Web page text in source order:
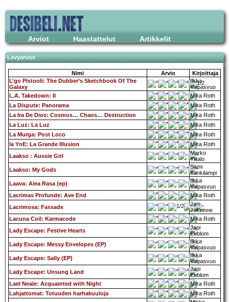
Arviot Haastattelut Artikkelit
Levyarviot
Nimi Arvio
Kirjoittaja
L’go Pistooli: The Dubber’s Sketchbook Of The
Galaxy
Ilkka
Valpasvuo
L.A. Takedown: II
Mika Roth
La Dispute: Panorama
Mika Roth
La Ira De Dios: Cosmos… Chaos… Destruction
Mika Roth
La Luz: La Luz
Mika Roth
La Murga: Post Loco
Mika Roth
la YnE: La Grande Illusion
Mika Roth
Laakso : Aussie Girl
Marko
Ylitalo
Laakso: My Gods
Sami
Sankilampi
Laava: Alea Rasa (ep)
Ilkka
Valpasvuo
Lacrimas Profunde: Ave End
Mika Roth
Lacrimosa: Fassade
Jari
Jokirinne
Lacuna Coil: Karmacode
Mika Roth
Lady Escape: Festive Hearts
Jani
Ekblom
Lady Escape: Messy Envelopes (EP)
Ilkka
Valpasvuo
Lady Escape: Sally (EP)
Ilkka
Valpasvuo
Lady Escape: Unsung Land
Jani
Ekblom
Lael Neale: Acquainted with Night
Mika Roth
Lahjattomat: Totuuden harhakuuloja
Mika Roth